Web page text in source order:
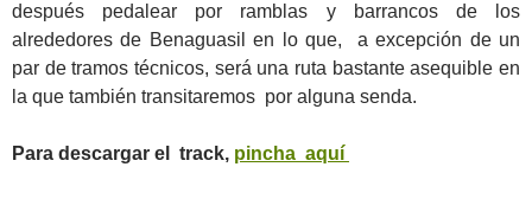
después pedalear por ramblas y barrancos de los
alrededores de Benaguasil en lo que, a excepción de un
par de tramos técnicos, será una ruta bastante asequible en
la que también transitaremos por alguna senda.
Para descargar el track, pincha aquí